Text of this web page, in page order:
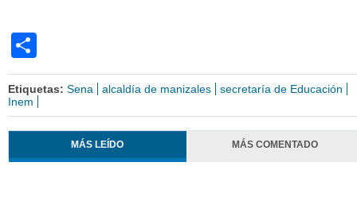
Etiquetas: Sena alcaldía de manizales
secretaría de Educación
Inem
MÁS LEÍDO MÁS COMENTADO